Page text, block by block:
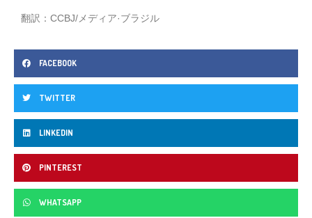
翻訳：CCBJ/メディア·ブラジル
FACEBOOK
TWITTER
LINKEDIN
PINTEREST
WHATSAPP